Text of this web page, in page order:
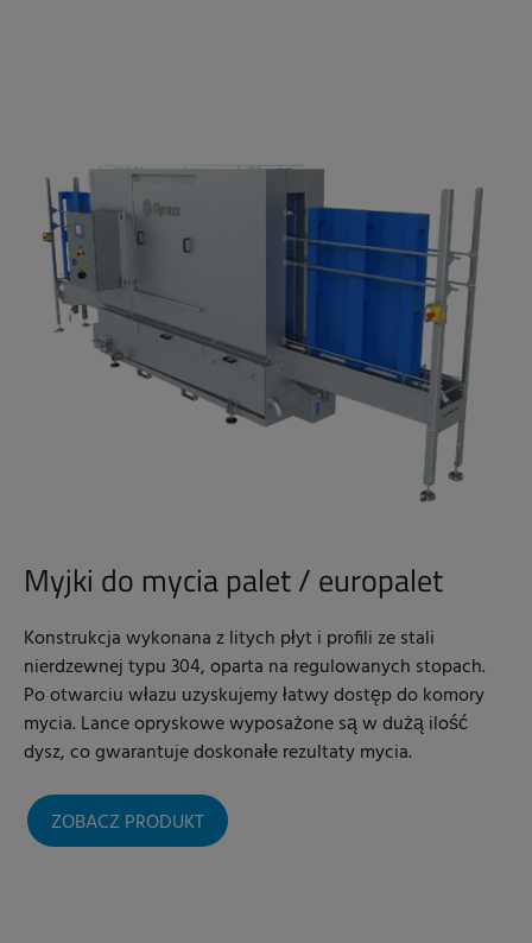
Myjki do mycia palet / europalet
Konstrukcja wykonana z litych płyt i profili ze stali
nierdzewnej typu 304, oparta na regulowanych stopach.
Po otwarciu włazu uzyskujemy łatwy dostęp do komory
mycia. Lance opryskowe wyposażone są w dużą ilość
dysz, co gwarantuje doskonałe rezultaty mycia.
ZOBACZ PRODUKT